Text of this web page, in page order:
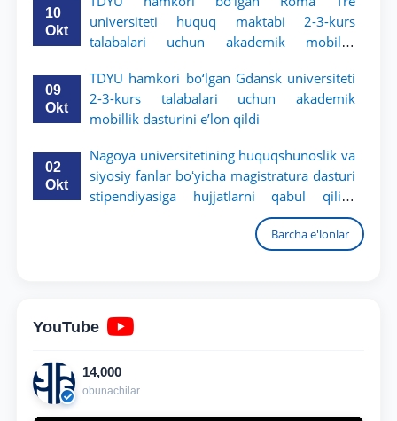
10
Okt
universiteti huquq maktabi 2-3-kurs
talabalari uchun akademik mobillik
09
Okt
TDYU hamkori bo‘lgan Gdansk universiteti
2-3-kurs talabalari uchun akademik
mobillik dasturini e’lon qildi
02
Okt
Nagoya universitetining huquqshunoslik va
siyosiy fanlar boʻyicha magistratura dasturi
stipendiyasiga hujjatlarni qabul qilish
Barcha e'lonlar
YouTube
14,000
obunachilar